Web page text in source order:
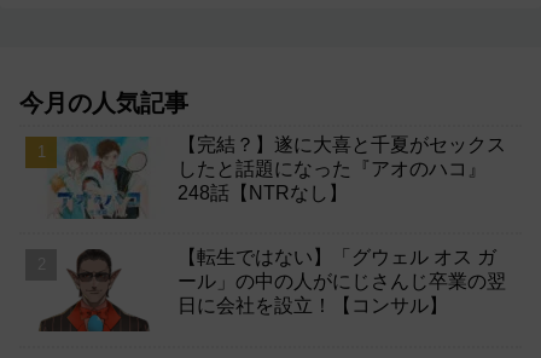
今月の人気記事
【完結？】遂に大喜と千夏がセックス
したと話題になった『アオのハコ』
248話【NTRなし】
【転生ではない】「グウェル オス ガ
ール」の中の人がにじさんじ卒業の翌
日に会社を設立！【コンサル】